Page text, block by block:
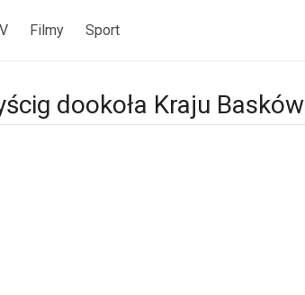
Filmy Sport
dookoła Kraju Basków